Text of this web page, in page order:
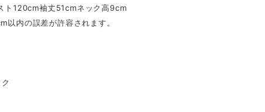
ト120cm袖丈51cmネック高9cm
以内の誤差が許容されます。